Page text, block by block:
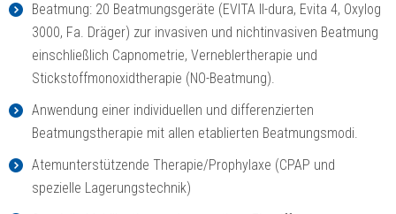
Beatmung: 20 Beatmungsgeräte (EVITA II-dura, Evita 4, Oxylog
3000, Fa. Dräger) zur invasiven und nichtinvasiven Beatmung
einschließlich Capnometrie, Verneblertherapie und
Stickstoffmonoxidtherapie (NO-Beatmung).
Anwendung einer individuellen und differenzierten
Beatmungstherapie mit allen etablierten Beatmungsmodi.
Atemunterstützende Therapie/Prophylaxe (CPAP und
spezielle Lagerungstechnik)